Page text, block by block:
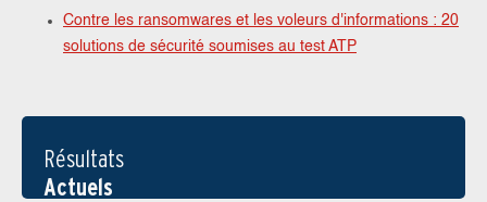
Contre les ransomwares et les voleurs d'informations : 20
solutions de sécurité soumises au test ATP
Résultats
Actuels